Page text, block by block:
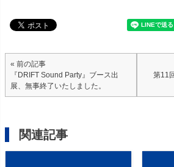
« 前の記事
『DRIFT Sound Party』ブース出
展、無事終了いたしました。
第11
関連記事